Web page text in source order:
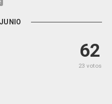
62
23 votos